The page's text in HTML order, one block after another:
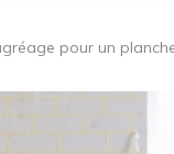
pour un